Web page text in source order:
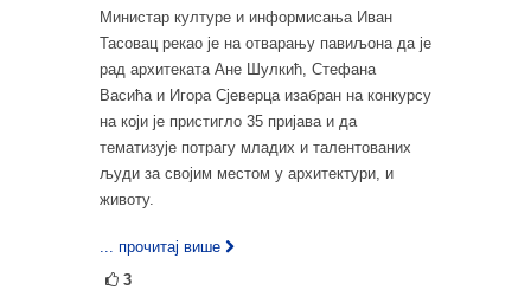
Министар културе и информисања Иван
Тасовац рекао је на отварању павиљона да је
рад архитеката Ане Шулкић, Стефана
Васића и Игора Сјеверца изабран на конкурсу
на који је пристигло 35 пријава и да
тематизује потрагу младих и талентованих
људи за својим местом у архитектури, и
животу.
... прочитај више
3